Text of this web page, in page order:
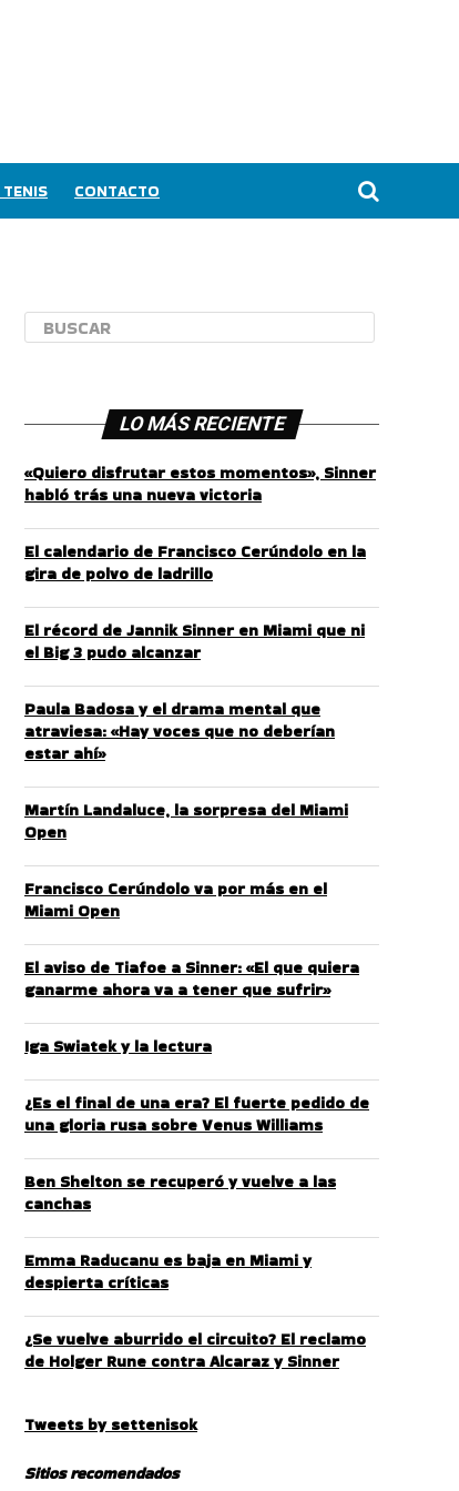
TENIS CONTACTO
LO MÁS RECIENTE
«Quiero disfrutar estos momentos», Sinner
habló trás una nueva victoria
El calendario de Francisco Cerúndolo en la
gira de polvo de ladrillo
El récord de Jannik Sinner en Miami que ni
el Big 3 pudo alcanzar
Paula Badosa y el drama mental que
atraviesa: «Hay voces que no deberían
estar ahí»
Martín Landaluce, la sorpresa del Miami
Open
Francisco Cerúndolo va por más en el
Miami Open
El aviso de Tiafoe a Sinner: «El que quiera
ganarme ahora va a tener que sufrir»
Iga Swiatek y la lectura
¿Es el final de una era? El fuerte pedido de
una gloria rusa sobre Venus Williams
Ben Shelton se recuperó y vuelve a las
canchas
Emma Raducanu es baja en Miami y
despierta críticas
¿Se vuelve aburrido el circuito? El reclamo
de Holger Rune contra Alcaraz y Sinner
Tweets by settenisok
Sitios recomendados